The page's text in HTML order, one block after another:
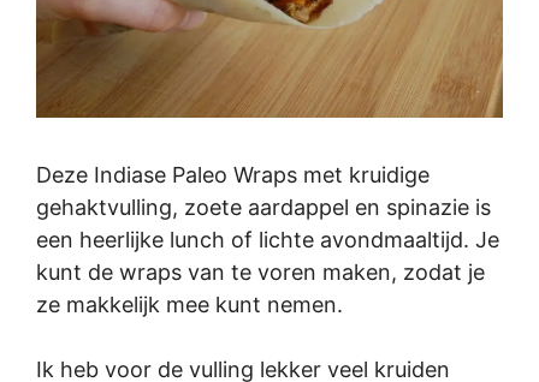
Deze Indiase Paleo Wraps met kruidige
gehaktvulling, zoete aardappel en spinazie is
een heerlijke lunch of lichte avondmaaltijd. Je
kunt de wraps van te voren maken, zodat je
ze makkelijk mee kunt nemen.
Ik heb voor de vulling lekker veel kruiden